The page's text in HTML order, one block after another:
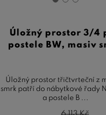
Úložný prostor 3/4
postele BW, masiv
Úložný prostor třičtvrteční z
smrk patří do nábytkové řady
a postele B ...